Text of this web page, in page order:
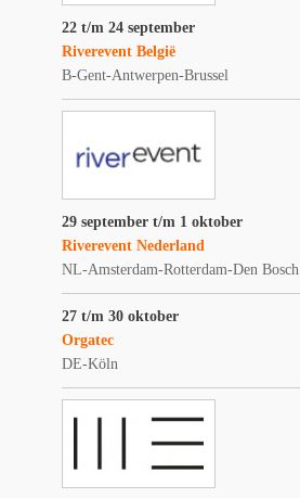
22 t/m 24 september
Riverevent België
B-Gent-Antwerpen-Brussel
29 september t/m 1 oktober
Riverevent Nederland
NL-Amsterdam-Rotterdam-Den Bosch
27 t/m 30 oktober
Orgatec
DE-Köln